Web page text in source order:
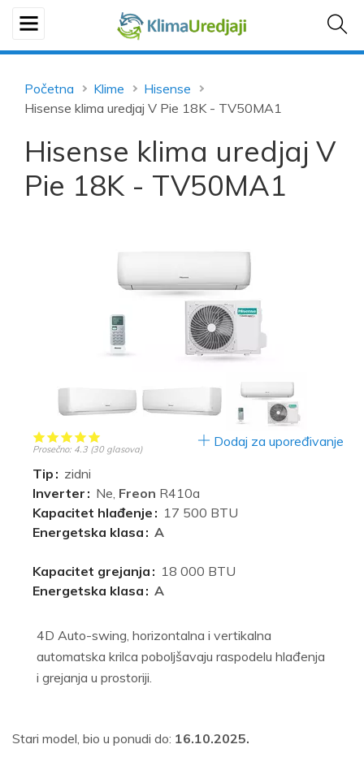
Početna Klime
Hisense
Hisense klima uredjaj V Pie 18K - TV50MA1
Hisense klima uredjaj V
Pie 18K - TV50MA1
Prosečno: 4.3 (30glasova)
Tip
zidni
Inverter
Ne, Freon R410a
Kapacitet hlađenje
17 500 BTU
Energetska klasa
A
Kapacitet grejanja
18 000 BTU
Energetska klasa
A
Dodaj za upoređivanje
4D Auto-swing, horizontalna i vertikalna
automatska krilca poboljšavaju raspodelu hlađenja
i grejanja u prostoriji.
Stari model, bio u ponudi do: 16.10.2025.